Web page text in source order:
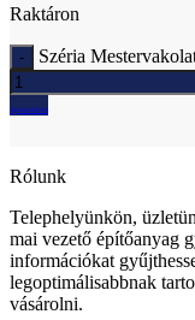
Raktáron
Széria
Ajánlatkérés
Rólunk
Telephelyünkön,
mai vezető építőanyag
információkat
legoptimálisabbnak
vásárolni.